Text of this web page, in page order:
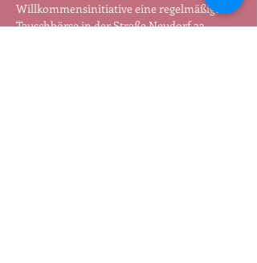
Willkommensinitiative eine regelmäßige
Tauschbörse in der Straße Neudorf 23